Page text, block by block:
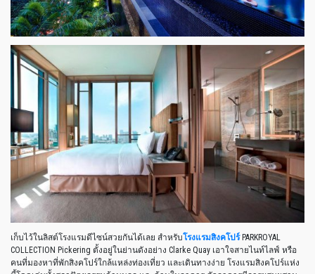
เก็บไว้ในลิสต์โรงแรมดีไซน์สวยกันได้เลย สำหรับโรงแรมสิงคโปร์PARKROYAL
COLLECTION Pickering ตั้งอยู่ในย่านดังอย่าง Clarke Quay เอาใจสายไนท์ไลฟ์ หรือ
คนที่มองหาที่พักสิงคโปร์ใกล้แหล่งท่องเที่ยว และเดินทางง่าย โรงแรมสิงคโปร์แห่ง